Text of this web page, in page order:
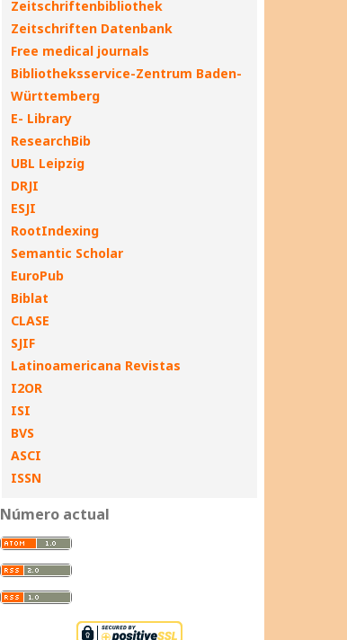
Zeitschriftenbibliothek
Zeitschriften Datenbank
Free medical journals
Bibliotheksservice-Zentrum Baden-
Württemberg
E- Library
ResearchBib
UBL Leipzig
DRJI
ESJI
RootIndexing
Semantic Scholar
EuroPub
Biblat
CLASE
SJIF
Latinoamericana Revistas
I2OR
ISI
BVS
ASCI
ISSN
Número actual